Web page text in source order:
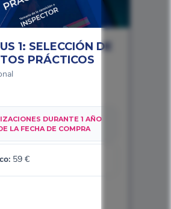
1: SELECCIÓN DE
PRÁCTICOS
DURANTE 1 AÑO
LA FECHA DE COMPRA
59 €